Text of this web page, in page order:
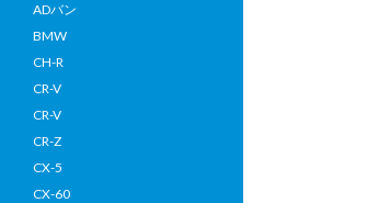
ADバン
BMW
CH-R
CR-V
CR-V
CR-Z
CX-5
CX-60